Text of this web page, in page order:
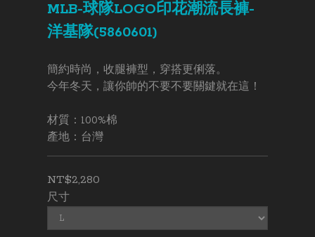
MLB-球隊LOGO印花潮流長褲-
洋基隊(5860601)
簡約時尚，收腿褲型，穿搭更俐落。
今年冬天，讓你帥的不要不要關鍵就在這！
材質：100%棉
產地：台灣
NT$2,280
尺寸